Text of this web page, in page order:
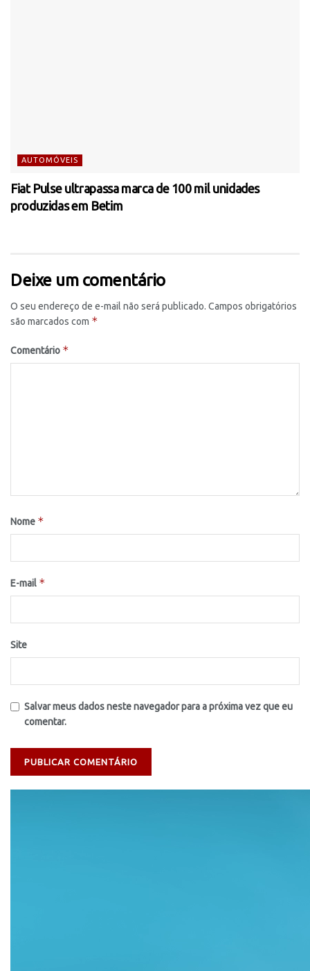
AUTOMÓVEIS
Fiat Pulse ultrapassa marca de 100 mil unidades
produzidas em Betim
Deixe um comentário
O seu endereço de e-mail não será publicado. Campos obrigatórios
são marcados com *
Comentário *
Nome *
E-mail *
Site
Salvar meus dados neste navegador para a próxima vez que eu
comentar.